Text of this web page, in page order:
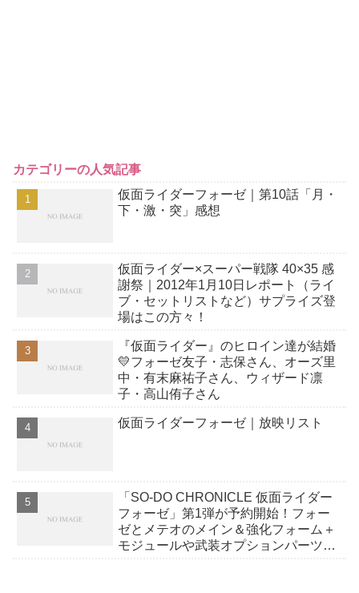
カテゴリーの人気記事
仮面ライダーフォーゼ｜第10話「月・
下・激・突」感想
仮面ライダー×スーパー戦隊 40×35 感
謝祭｜2012年1月10日レポート（ライ
ブ・セットリストなど）サプライズ登
場はこの方々！
『仮面ライダー』のヒロイン達が結婚
💛フォーゼ友子・志保さん、オーズ里
中・有末麻祐子さん、ウィザード凛
子・高山侑子さん
仮面ライダーフォーゼ｜放映リスト
「SO-DO CHRONICLE 仮面ライダー
フォーゼ」第1弾が予約開始！フォー
ゼとメテオのメイン＆強化フォーム＋
モジュールや武装オプションパーツセ